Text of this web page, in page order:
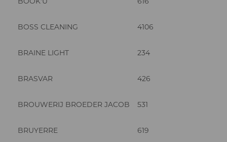
BOSS CLEANING 4106
BRAINE LIGHT 234
BRASVAR 426
BROUWERIJ BROEDER JACOB 531
BRUYERRE 619